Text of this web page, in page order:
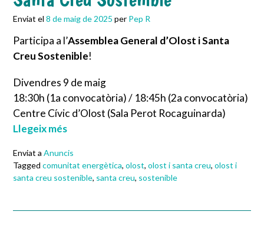
Enviat el 8 de maig de 2025 per Pep R
Participa a l’Assemblea General d’Olost i Santa
Creu Sostenible!
Divendres 9 de maig
18:30h (1a convocatòria) / 18:45h (2a convocatòria)
Centre Cívic d’Olost (Sala Perot Rocaguinarda)
Llegeix més
Enviat a Anuncis
Tagged comunitat energètica, olost, olost i santa creu, olost i
santa creu sostenible, santa creu, sostenible